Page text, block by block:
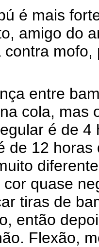
é mais
amigo do
entre
cola, mas
é de
de 12
quase
tiras de
então
Flexão,